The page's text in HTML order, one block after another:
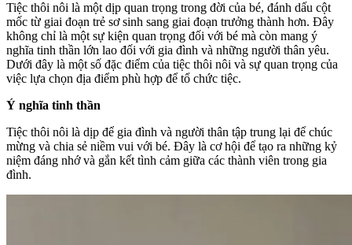
Tiệc thôi nôi là một dịp quan trọng trong đời của bé, đánh dấu cột
mốc từ giai đoạn trẻ sơ sinh sang giai đoạn trưởng thành hơn. Đây
không chỉ là một sự kiện quan trọng đối với bé mà còn mang ý
nghĩa tinh thần lớn lao đối với gia đình và những người thân yêu.
Dưới đây là một số đặc điểm của tiệc thôi nôi và sự quan trọng của
việc lựa chọn địa điểm phù hợp để tổ chức tiệc.
Ý nghĩa tinh thần
Tiệc thôi nôi là dịp để gia đình và người thân tập trung lại để chúc
mừng và chia sẻ niềm vui với bé. Đây là cơ hội để tạo ra những kỷ
niệm đáng nhớ và gắn kết tình cảm giữa các thành viên trong gia
đình.